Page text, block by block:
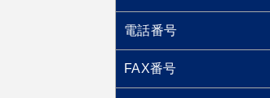
電話番号
FAX番号